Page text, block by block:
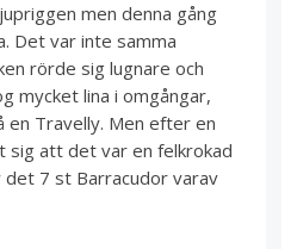
men denna gång
Det var inte samma
rörde sig lugnare och
mycket lina i omgångar,
en Travelly. Men efter en
sig att det var en felkrokad
det 7 st Barracudor varav